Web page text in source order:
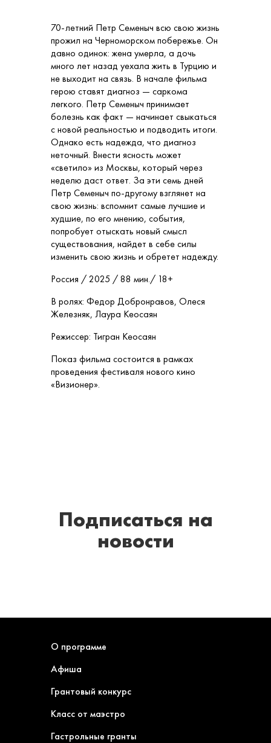
70-летний Петр Семеныч всю свою жизнь
прожил на Черноморском побережье. Он
давно одинок: жена умерла, а дочь
много лет назад уехала жить в Турцию и
не выходит на связь. В начале фильма
герою ставят диагноз — саркома
легкого. Петр Семеныч принимает
болезнь как факт — начинает свыкаться
с новой реальностью и подводить итоги.
Однако есть надежда, что диагноз
неточный. Внести ясность может
«светило» из Москвы, который через
неделю даст ответ. За эти семь дней
Петр Семеныч по-другому взглянет на
свою жизнь: вспомнит самые лучшие и
худшие, по его мнению, события,
попробует отыскать новый смысл
существования, найдет в себе силы
изменить свою жизнь и обретет надежду.
Россия / 2025 / 88 мин./ 18+
В ролях: Федор Добронравов, Олеся
Железняк, Лаура Кеосаян
Режиссер: Тигран Кеосаян
Показ фильма состоится в рамках
проведения фестиваля нового кино
«Визионер».
Подписаться на
новости
О программе
Афиша
Грантовый конкурс
Класс от маэстро
Гастрольные гранты